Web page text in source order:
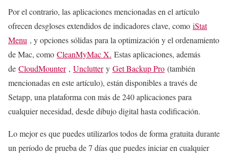
Por el contrario, las aplicaciones mencionadas en el artículo
ofrecen desgloses extendidos de indicadores clave, como iStat
Menu , y opciones sólidas para la optimización y el ordenamiento
de Mac, como CleanMyMac X. Estas aplicaciones, además
de CloudMounter, Uncluttery Get Backup Pro (también
mencionadas en este artículo), están disponibles a través de
Setapp, una plataforma con más de 240 aplicaciones para
cualquier necesidad, desde dibujo digital hasta codificación.
Lo mejor es que puedes utilizarlos todos de forma gratuita durante
un período de prueba de 7 días que puedes iniciar en cualquier